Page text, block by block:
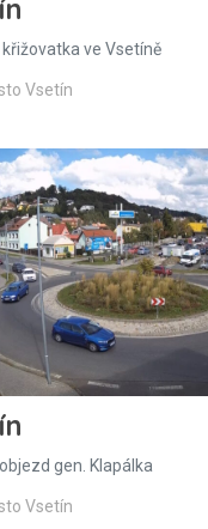
ve Vsetíně
Vsetín
gen. Klapálka
Vsetín